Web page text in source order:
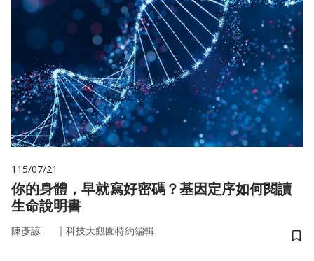
115/07/21
你的身體，早就寫好密碼？基因定序如何閱讀
生命說明書
陳彥諺 ｜ 科技大觀園特約編輯
儲